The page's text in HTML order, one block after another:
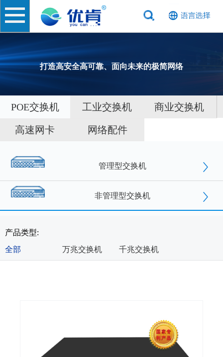
打造高安全高可靠、面向未来的极简网络
POE交换机 工业交换机 商业交换机
高速网卡 网络配件
管理型交换机
非管理型交换机
产品类型:
全部
万兆交换机 千兆交换机